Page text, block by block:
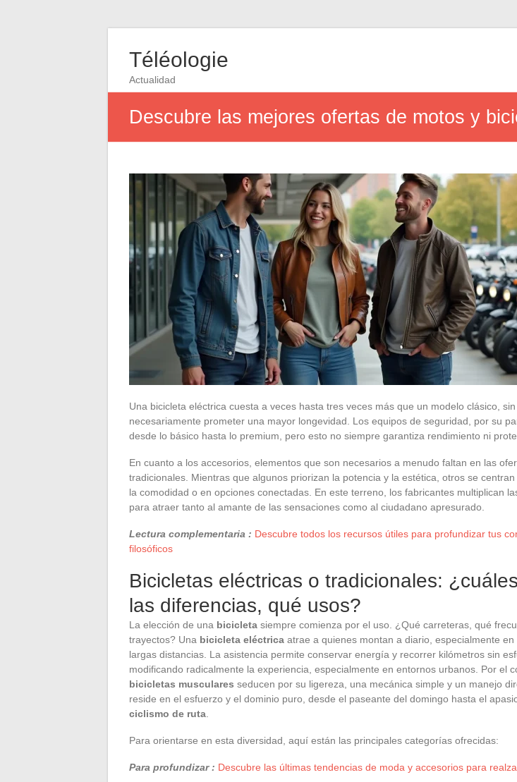
Téléologie
Actualidad
Descubre las mejores ofertas de motos y
Una bicicleta eléctrica cuesta a veces hasta tres veces más que un modelo clásico, sin
necesariamente prometer una mayor longevidad. Los equipos de seguridad, por su
desde lo básico hasta lo premium, pero esto no siempre garantiza rendimiento ni
En cuanto a los accesorios, elementos que son necesarios a menudo faltan en las
tradicionales. Mientras que algunos priorizan la potencia y la estética, otros se
la comodidad o en opciones conectadas. En este terreno, los fabricantes multiplican
para atraer tanto al amante de las sensaciones como al ciudadano apresurado.
Lectura complementaria : Descubre todos los recursos útiles para profundizar tus
filosóficos
Bicicletas eléctricas o tradicionales:
las diferencias, qué usos?
La elección de una bicicleta siempre comienza por el uso. ¿Qué carreteras, qué
trayectos? Una bicicleta eléctrica atrae a quienes montan a diario, especialmente en
largas distancias. La asistencia permite conservar energía y recorrer kilómetros sin
modificando radicalmente la experiencia, especialmente en entornos urbanos. Por el
bicicletas musculares seducen por su ligereza, una mecánica simple y un manejo
reside en el esfuerzo y el dominio puro, desde el paseante del domingo hasta el
ciclismo de ruta
Para orientarse en esta diversidad, aquí están las principales categorías ofrecidas:
Para profundizar : Descubre las últimas tendencias de moda y accesorios para